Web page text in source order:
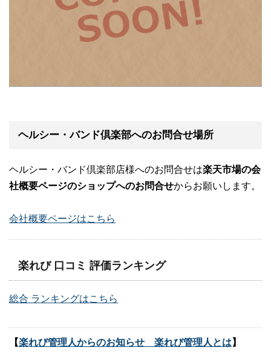
ヘルシー・バンド倶楽部へのお問合せ場所
ヘルシー・バンド倶楽部店様へのお問合せは楽天市場の会
社概要ページのショップへのお問合せからお願いします。
会社概要ページはこちら
楽れび 口コミ 評価ランキング
総合 ランキングはこちら
【楽れび管理人からのお知らせ 楽れび管理人とは 】